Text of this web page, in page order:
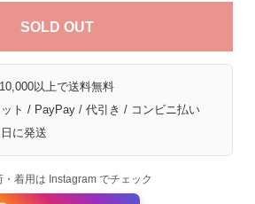
SOLD OUT
以上で送料無料
ト / PayPay / 代引き / コンビニ払い
に発送
・着用は Instagram でチェック